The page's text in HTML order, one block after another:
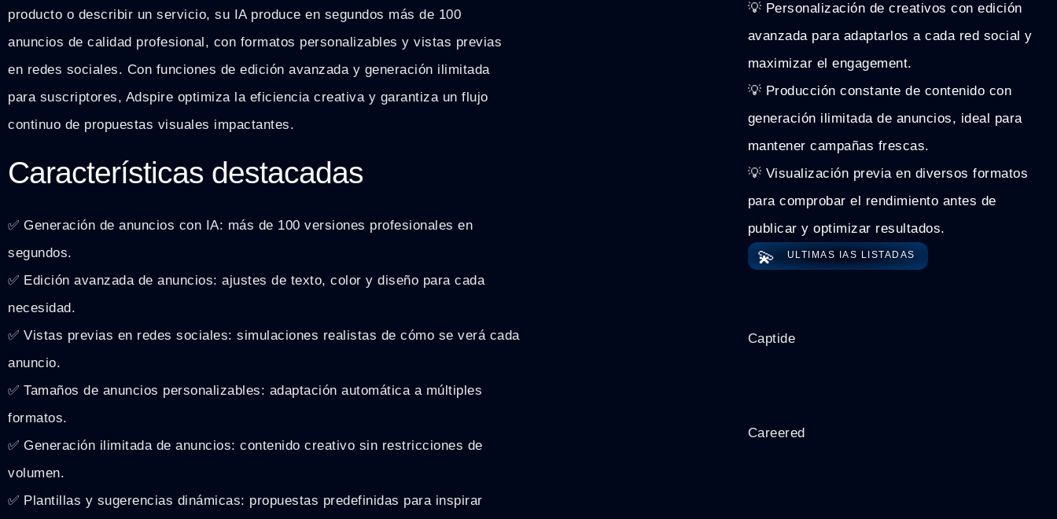
producto o describir un servicio, su IA produce en segundos más de 100
anuncios de calidad profesional, con formatos personalizables y vistas previas
en redes sociales. Con funciones de edición avanzada y generación ilimitada
para suscriptores, Adspire optimiza la eficiencia creativa y garantiza un flujo
continuo de propuestas visuales impactantes.
Características destacadas
✅ Generación de anuncios con IA: más de 100 versiones profesionales en
segundos.
✅ Edición avanzada de anuncios: ajustes de texto, color y diseño para cada
necesidad.
✅ Vistas previas en redes sociales: simulaciones realistas de cómo se verá cada
anuncio.
✅ Tamaños de anuncios personalizables: adaptación automática a múltiples
formatos.
✅ Generación ilimitada de anuncios: contenido creativo sin restricciones de
volumen.
✅ Plantillas y sugerencias dinámicas: propuestas predefinidas para inspirar
💡 Personalización de creativos con edición
avanzada para adaptarlos a cada red social y
maximizar el engagement.
💡 Producción constante de contenido con
generación ilimitada de anuncios, ideal para
mantener campañas frescas.
💡 Visualización previa en diversos formatos
para comprobar el rendimiento antes de
publicar y optimizar resultados.
💫 ULTIMAS IAS LISTADAS
Captide
Careered